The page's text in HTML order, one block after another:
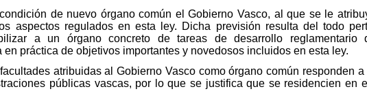
de nuevo órgano común el Gobierno Vasco, al que se le
aspectos regulados en esta ley. Dicha previsión resulta del todo
a un órgano concreto de tareas de desarrollo
práctica de objetivos importantes y novedosos incluidos en esta ley.
atribuidas al Gobierno Vasco como órgano común responden
públicas vascas, por lo que se justifica que se residencien en